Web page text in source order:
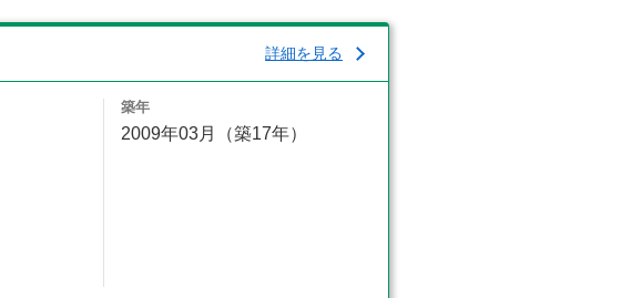
詳細を見る
築年
2009年03月（築17年）